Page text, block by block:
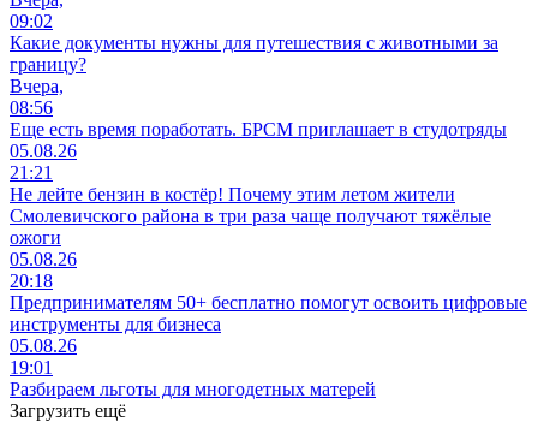
09:02
Какие документы нужны для путешествия с животными за
границу?
Вчера,
08:56
Еще есть время поработать. БРСМ приглашает в студотряды
05.08.26
21:21
Не лейте бензин в костёр! Почему этим летом жители
Смолевичского района в три раза чаще получают тяжёлые
ожоги
05.08.26
20:18
Предпринимателям 50+ бесплатно помогут освоить цифровые
инструменты для бизнеса
05.08.26
19:01
Разбираем льготы для многодетных матерей
Загрузить ещё